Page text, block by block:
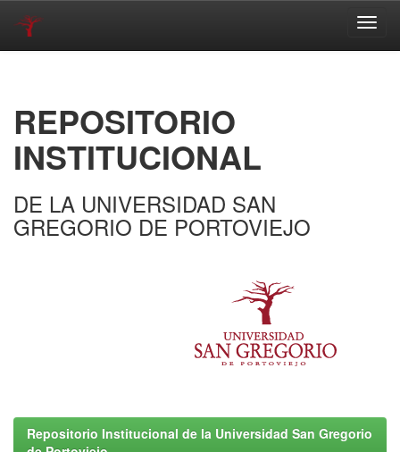
REPOSITORIO
INSTITUCIONAL
DE LA UNIVERSIDAD SAN
GREGORIO DE PORTOVIEJO
Repositorio Institucional de la Universidad San Gregorio